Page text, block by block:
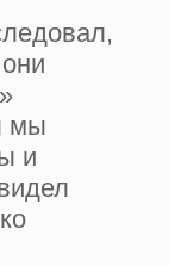
мы
и